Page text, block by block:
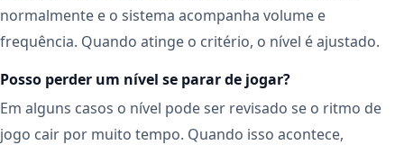
normalmente e o sistema acompanha volume e
frequência. Quando atinge o critério, o nível é ajustado.
Posso perder um nível se parar de jogar?
Em alguns casos o nível pode ser revisado se o ritmo de
jogo cair por muito tempo. Quando isso acontece,